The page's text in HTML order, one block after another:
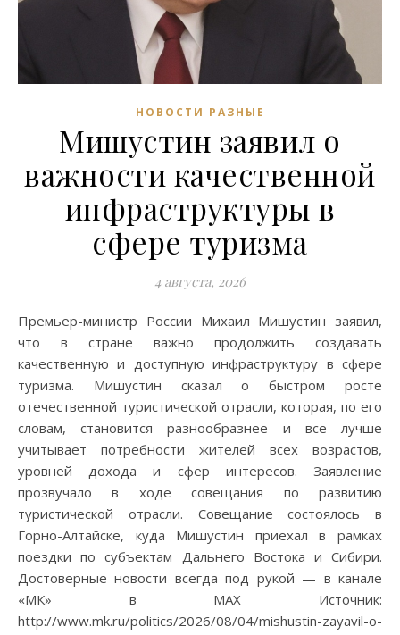
НОВОСТИ РАЗНЫЕ
Мишустин заявил о
важности качественной
инфраструктуры в
сфере туризма
4 августа, 2026
Премьер-министр России Михаил Мишустин заявил,
что в стране важно продолжить создавать
качественную и доступную инфраструктуру в сфере
туризма. Мишустин сказал о быстром росте
отечественной туристической отрасли, которая, по его
словам, становится разнообразнее и все лучше
учитывает потребности жителей всех возрастов,
уровней дохода и сфер интересов. Заявление
прозвучало в ходе совещания по развитию
туристической отрасли. Совещание состоялось в
Горно-Алтайске, куда Мишустин приехал в рамках
поездки по субъектам Дальнего Востока и Сибири.
Достоверные новости всегда под рукой — в канале
«МК» в MAX Источник:
http://www.mk.ru/politics/2026/08/04/mishustin-zayavil-o-